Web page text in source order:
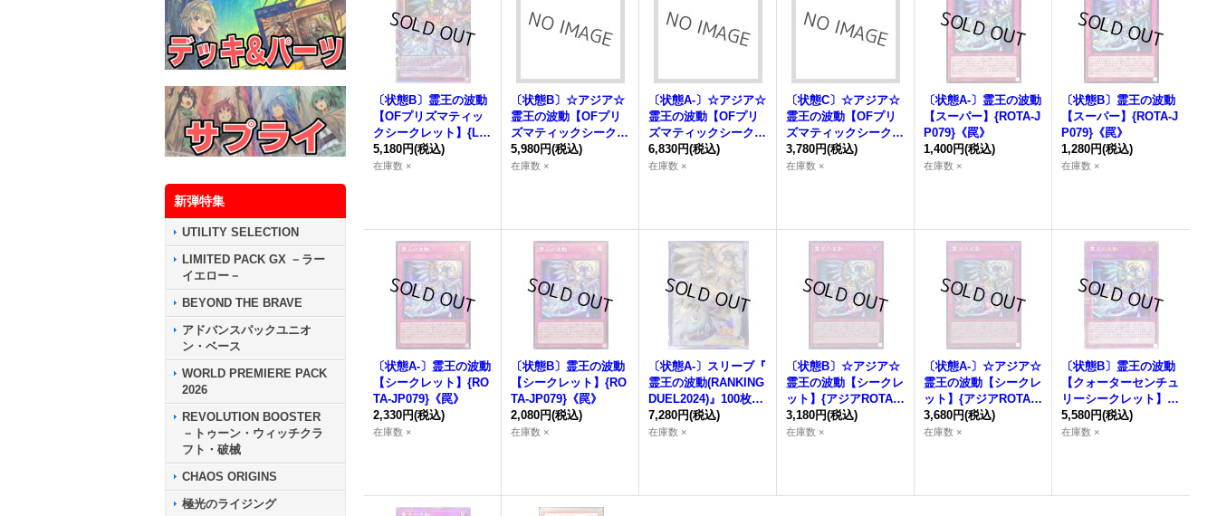
新弾特集
UTILITY SELECTION
LIMITED PACK GX －ラー
イエロー－
BEYOND THE BRAVE
アドバンスパックユニオ
ン・ベース
WORLD PREMIERE PACK
2026
REVOLUTION BOOSTER
－トゥーン・ウィッチクラ
フト・破械
CHAOS ORIGINS
極光のライジング
〔状態B〕 霊王の波動
【OFプリズマティッ
クシークレット】{LO
SP-JP020}《罠》
5,180円(税込)
在庫数 ×
〔状態B〕☆アジア☆
霊王の波動 【OFプリ
ズマティックシークレ
ット】{アジアLOSP-J
P020}《罠》
5,980円(税込)
在庫数 ×
〔状態A-〕☆アジア☆
霊王の波動 【OFプリ
ズマティックシークレ
ット】{アジアLOSP-J
P020}《罠》
6,830円(税込)
在庫数 ×
〔状態C〕☆アジア☆
霊王の波動 【OFプリ
ズマティックシークレ
ット】{アジアLOSP-J
P020}《罠》
3,780円(税込)
在庫数 ×
〔状態A-〕 霊王の波動
【スーパー】{ROTA-J
P079}《罠》
1,400円(税込)
在庫数 ×
〔状態B〕 霊王の波動
【スーパー】{ROTA-J
P079}《罠》
1,280円(税込)
在庫数 ×
〔状態A-〕 霊王の波動
【シークレット】{RO
TA-JP079}《罠》
2,330円(税込)
在庫数 ×
〔状態B〕 霊王の波動
【シークレット】{RO
TA-JP079}《罠》
2,080円(税込)
在庫数 ×
〔状態A-〕スリーブ『
霊王の波動(RANKING
DUEL2024)』100枚入
り【-】{-}《スリー
ブ》
7,280円(税込)
在庫数 ×
〔状態B〕☆アジア☆
霊王の波動 【シークレ
ット】{アジアROTA-J
P079}《罠》
3,180円(税込)
在庫数 ×
〔状態A-〕☆アジア☆
霊王の波動 【シークレ
ット】{アジアROTA-J
P079}《罠》
3,680円(税込)
在庫数 ×
〔状態B〕 霊王の波動
【クォーターセンチュ
リーシークレット】{R
OTA-JP079}《罠》
5,580円(税込)
在庫数 ×